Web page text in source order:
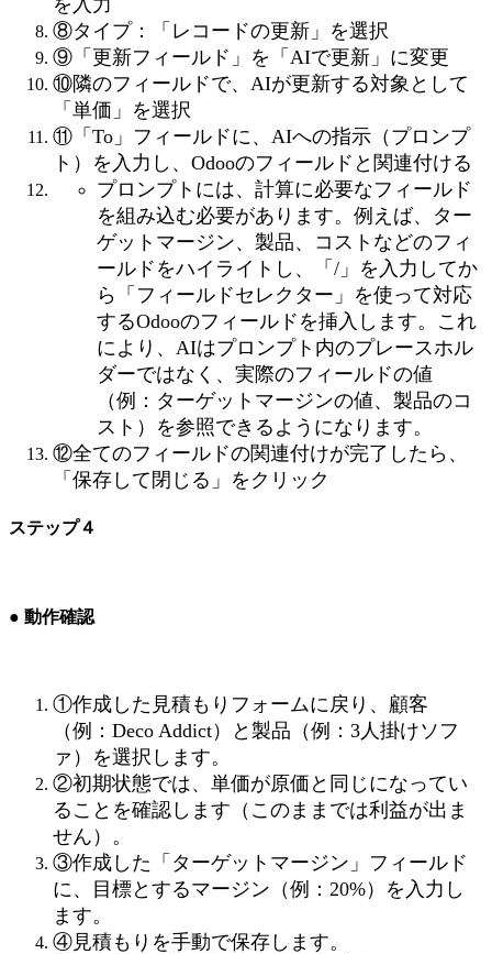
を入力
⑧タイプ：「レコードの更新」を選択
⑨「更新フィールド」を「AIで更新」に変更
⑩隣のフィールドで、AIが更新する対象として
「単価」を選択
⑪「To」フィールドに、AIへの指示（プロンプ
ト）を入力し、Odooのフィールドと関連付ける
プロンプトには、計算に必要なフィールド
を組み込む必要があります。例えば、ター
ゲットマージン、製品、コストなどのフィ
ールドをハイライトし、「/」を入力してか
ら「フィールドセレクター」を使って対応
するOdooのフィールドを挿入します。これ
により、AIはプロンプト内のプレースホル
ダーではなく、実際のフィールドの値
（例：ターゲットマージンの値、製品のコ
スト）を参照できるようになります。
⑫全てのフィールドの関連付けが完了したら、
「保存して閉じる」をクリック
ステップ４
● 動作確認
①作成した見積もりフォームに戻り、顧客
（例：Deco Addict）と製品（例：3人掛けソフ
ァ）を選択します。
②初期状態では、単価が原価と同じになってい
ることを確認します（このままでは利益が出ま
せん）。
③作成した「ターゲットマージン」フィールド
に、目標とするマージン（例：20%）を入力し
ます。
④見積もりを手動で保存します。